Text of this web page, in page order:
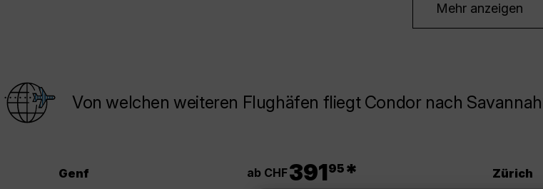
Mehr anzeigen
Von welchen weiteren Flughäfen fliegt Condor nach
Genf ab CHF39195 * Zürich